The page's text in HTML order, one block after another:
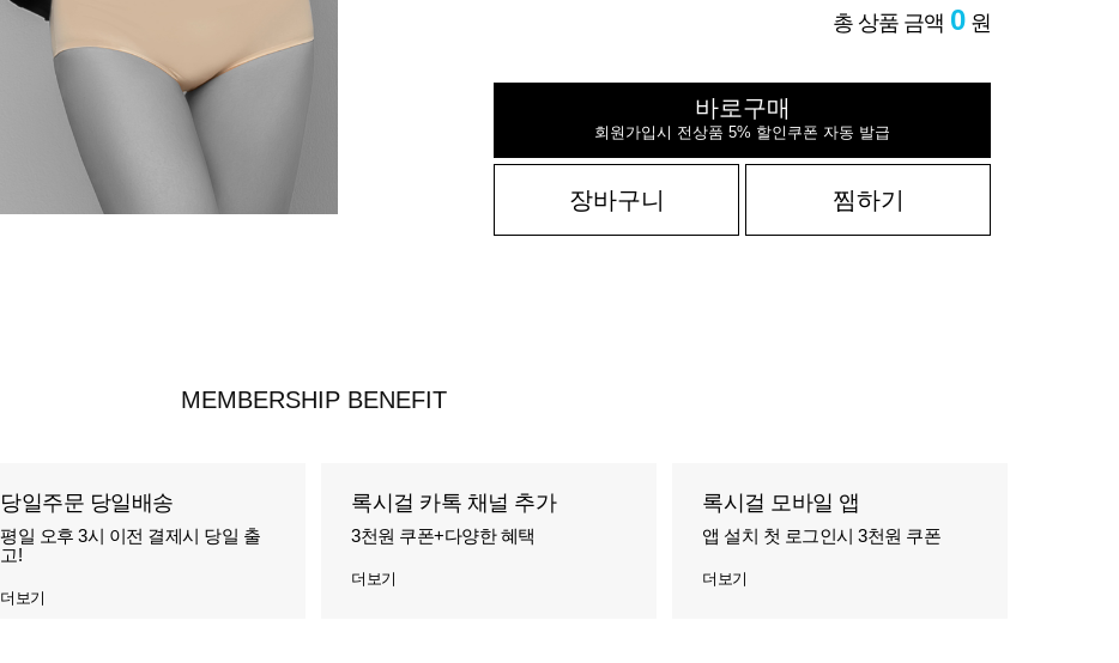
총 상품 금액 0 원
바로구매
회원가입시 전상품 5% 할인쿠폰 자동 발급
장바구니 찜하기
MEMBERSHIP BENEFIT
당일주문 당일배송
평일 오후 3시 이전 결제시 당일 출
고!
더보기
록시걸 카톡 채널 추가
3천원 쿠폰+다양한 혜택
더보기
록시걸 모바일 앱
앱 설치 첫 로그인시 3천원 쿠폰
더보기